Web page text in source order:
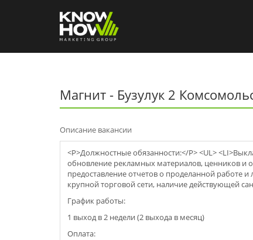
Магнит - Бузулук 2
Описание вакансии
<P>Должностные обязанности:</P> <UL>
обновление рекламных материалов, ценников и
предоставление отчетов о проделанной работе
крупной торговой сети, наличие действующей
График работы:
1 выход в 2 недели (2 выхода в месяц)
Оплата: